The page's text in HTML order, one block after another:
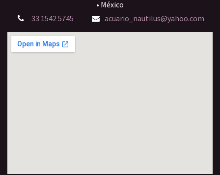
• México
33 1542 5745
acuario_nautilus@yahoo.com